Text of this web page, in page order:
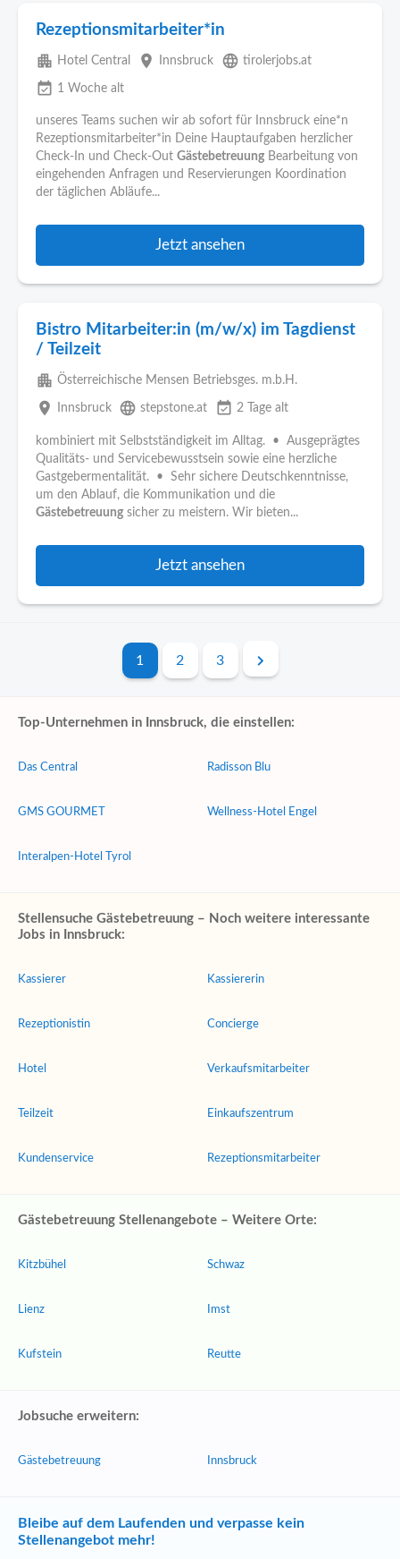
Rezeptionsmitarbeiter*in
apartment Hotel Central place Innsbruck language tirolerjobs.at
event_available 1 Woche alt
unseres Teams suchen wir ab sofort für Innsbruck eine*n
Rezeptionsmitarbeiter*in Deine Hauptaufgaben herzlicher
Check-In und Check-Out Gästebetreuung Bearbeitung von
eingehenden Anfragen und Reservierungen Koordination
der täglichen Abläufe...
Jetzt ansehen
Bistro Mitarbeiter:in (m/w/x) im Tagdienst
/ Teilzeit
apartment Österreichische Mensen Betriebsges. m.b.H.
place Innsbruck language stepstone.at event_available 2 Tage alt
kombiniert mit Selbstständigkeit im Alltag. • Ausgeprägtes
Qualitäts- und Servicebewusstsein sowie eine herzliche
Gastgebermentalität. • Sehr sichere Deutschkenntnisse,
um den Ablauf, die Kommunikation und die
Gästebetreuung sicher zu meistern. Wir bieten...
Jetzt ansehen
1 2 3
Top-Unternehmen in Innsbruck, die einstellen:
Das Central
GMS GOURMET
Interalpen-Hotel Tyrol
Radisson Blu
Wellness-Hotel Engel
Stellensuche Gästebetreuung – Noch weitere interessante
Jobs in Innsbruck:
Kassierer
Rezeptionistin
Hotel
Teilzeit
Kundenservice
Kassiererin
Concierge
Verkaufsmitarbeiter
Einkaufszentrum
Rezeptionsmitarbeiter
Gästebetreuung Stellenangebote – Weitere Orte:
Kitzbühel
Lienz
Kufstein
Schwaz
Imst
Reutte
Jobsuche erweitern:
Gästebetreuung Innsbruck
Bleibe auf dem Laufenden und verpasse kein
Stellenangebot mehr!